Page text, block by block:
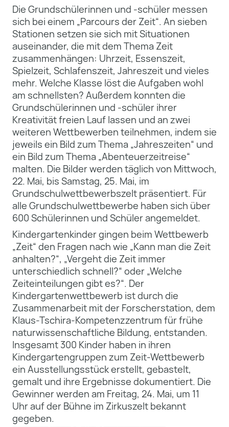
Die Grundschülerinnen und -schüler messen
sich bei einem „Parcours der Zeit“. An sieben
Stationen setzen sie sich mit Situationen
auseinander, die mit dem Thema Zeit
zusammenhängen: Uhrzeit, Essenszeit,
Spielzeit, Schlafenszeit, Jahreszeit und vieles
mehr. Welche Klasse löst die Aufgaben wohl
am schnellsten? Außerdem konnten die
Grundschülerinnen und -schüler ihrer
Kreativität freien Lauf lassen und an zwei
weiteren Wettbewerben teilnehmen, indem sie
jeweils ein Bild zum Thema „Jahreszeiten“ und
ein Bild zum Thema „Abenteuerzeitreise“
malten. Die Bilder werden täglich von Mittwoch,
22. Mai, bis Samstag, 25. Mai, im
Grundschulwettbewerbszelt präsentiert. Für
alle Grundschulwettbewerbe haben sich über
600 Schülerinnen und Schüler angemeldet.
Kindergartenkinder gingen beim Wettbewerb
„Zeit“ den Fragen nach wie „Kann man die Zeit
anhalten?“, „Vergeht die Zeit immer
unterschiedlich schnell?“ oder „Welche
Zeiteinteilungen gibt es?“. Der
Kindergartenwettbewerb ist durch die
Zusammenarbeit mit der Forscherstation, dem
Klaus-Tschira-Kompetenzzentrum für frühe
naturwissenschaftliche Bildung, entstanden.
Insgesamt 300 Kinder haben in ihren
Kindergartengruppen zum Zeit-Wettbewerb
ein Ausstellungsstück erstellt, gebastelt,
gemalt und ihre Ergebnisse dokumentiert. Die
Gewinner werden am Freitag, 24. Mai, um 11
Uhr auf der Bühne im Zirkuszelt bekannt
gegeben.